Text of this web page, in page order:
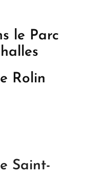
le Parc
Rolin
Saint-